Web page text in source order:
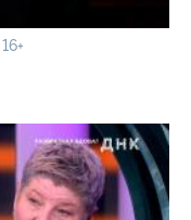
16+